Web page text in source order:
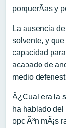
porquerÃ­as y
La ausencia
solvente, y
capacidad
acabado de
medio
Â¿Cual era la
ha hablado
opciÃ³n mÃ¡s